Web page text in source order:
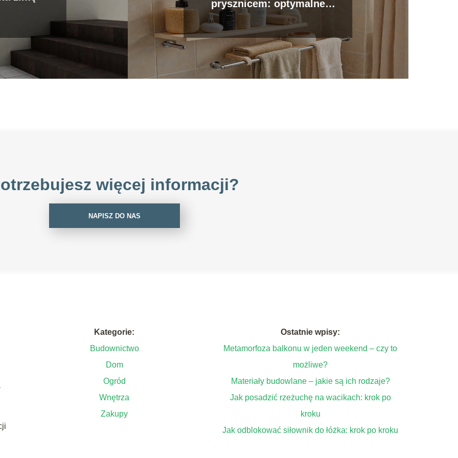
prysznicem: optymalne
umiejscowienie
więcej informacji?
NAPISZ DO NAS
Kategorie:
Budownictwo
Dom
Ogród
Wnętrza
Zakupy
Ostatnie wpisy:
Metamorfoza balkonu w jeden weekend – czy to
możliwe?
Materiały budowlane – jakie są ich rodzaje?
Jak posadzić rzeżuchę na wacikach: krok po
kroku
Jak odblokować siłownik do łóżka: krok po kroku